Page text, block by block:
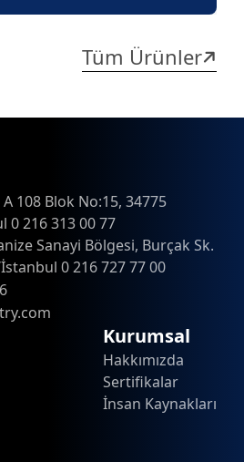
Tüm Ürünler
108 Blok No:15, 34775
216 313 00 77
Sanayi Bölgesi, Burçak Sk.
0 216 727 77 00
Kurumsal
Hakkımızda
Sertifikalar
İnsan Kaynakları